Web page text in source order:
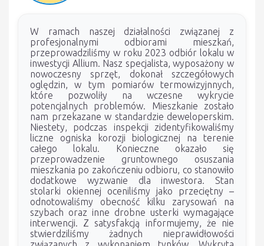
W ramach naszej działalności związanej z
profesjonalnymi odbiorami mieszkań,
przeprowadziliśmy w roku 2023 odbiór lokalu w
inwestycji Allium. Nasz specjalista, wyposażony w
nowoczesny sprzęt, dokonał szczegółowych
oględzin, w tym pomiarów termowizyjnnych,
które pozwoliły na wczesne wykrycie
potencjalnych problemów. Mieszkanie zostało
nam przekazane w standardzie deweloperskim.
Niestety, podczas inspekcji zidentyfikowaliśmy
liczne ogniska korozji biologicznej na terenie
całego lokalu. Konieczne okazało się
przeprowadzenie gruntownego osuszania
mieszkania po zakończeniu odbioru, co stanowiło
dodatkowe wyzwanie dla inwestora. Stan
stolarki okiennej oceniliśmy jako przeciętny –
odnotowaliśmy obecność kilku zarysowań na
szybach oraz inne drobne usterki wymagające
interwencji. Z satysfakcją informujemy, że nie
stwierdziliśmy żadnych nieprawidłowości